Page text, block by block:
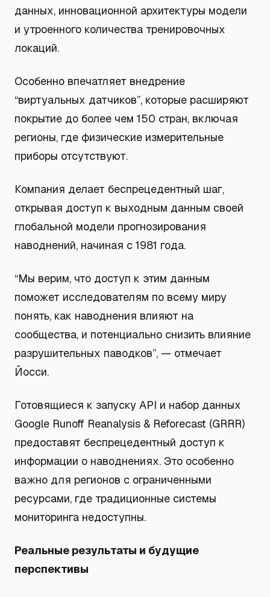
данных, инновационной архитектуры модели
и утроенного количества тренировочных
локаций.
Особенно впечатляет внедрение
“виртуальных датчиков”, которые расширяют
покрытие до более чем 150 стран, включая
регионы, где физические измерительные
приборы отсутствуют.
Компания делает беспрецедентный шаг,
открывая доступ к выходным данным своей
глобальной модели прогнозирования
наводнений, начиная с 1981 года.
“Мы верим, что доступ к этим данным
поможет исследователям по всему миру
понять, как наводнения влияют на
сообщества, и потенциально снизить влияние
разрушительных паводков”, — отмечает
Йосси.
Готовящиеся к запуску API и набор данных
Google Runoff Reanalysis & Reforecast (GRRR)
предоставят беспрецедентный доступ к
информации о наводнениях. Это особенно
важно для регионов с ограниченными
ресурсами, где традиционные системы
мониторинга недоступны.
Реальные результаты и будущие
перспективы